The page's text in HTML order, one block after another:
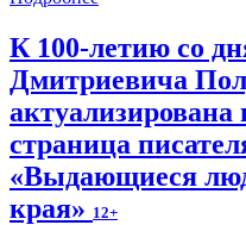
К 100-летию со
Дмитриевича
актуализирована
страница
«Выдающиеся
края» 12+